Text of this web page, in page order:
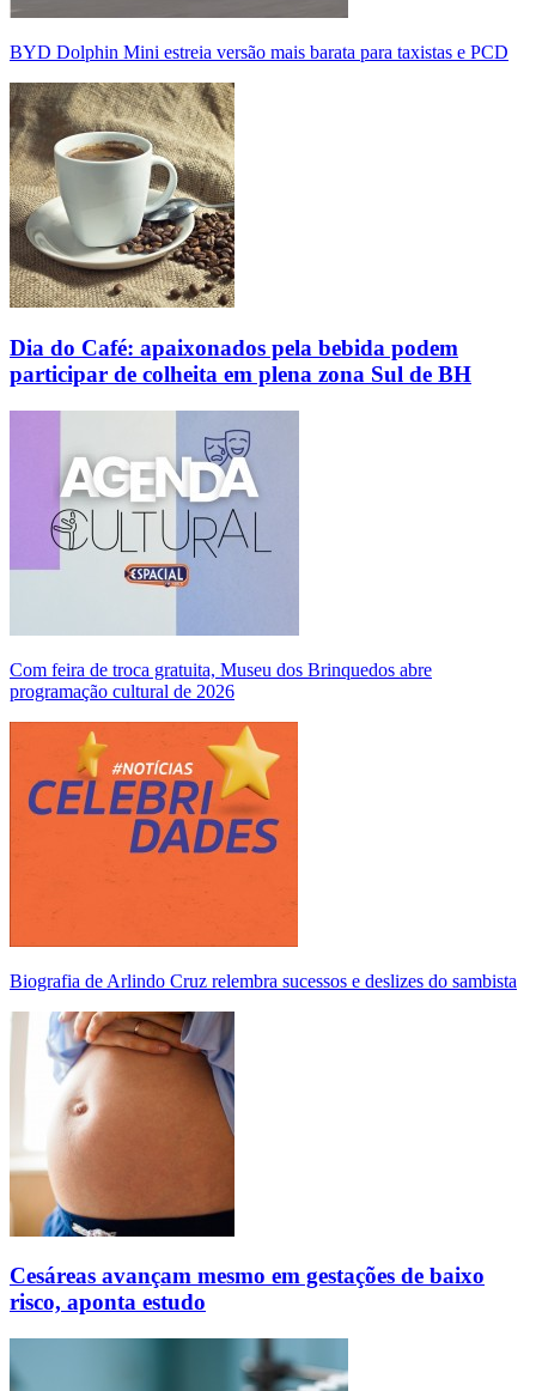
BYD Dolphin Mini estreia versão mais barata para taxistas e PCD
Dia do Café: apaixonados pela bebida podem
participar de colheita em plena zona Sul de BH
Com feira de troca gratuita, Museu dos Brinquedos abre
programação cultural de 2026
Biografia de Arlindo Cruz relembra sucessos e deslizes do sambista
Cesáreas avançam mesmo em gestações de baixo
risco, aponta estudo